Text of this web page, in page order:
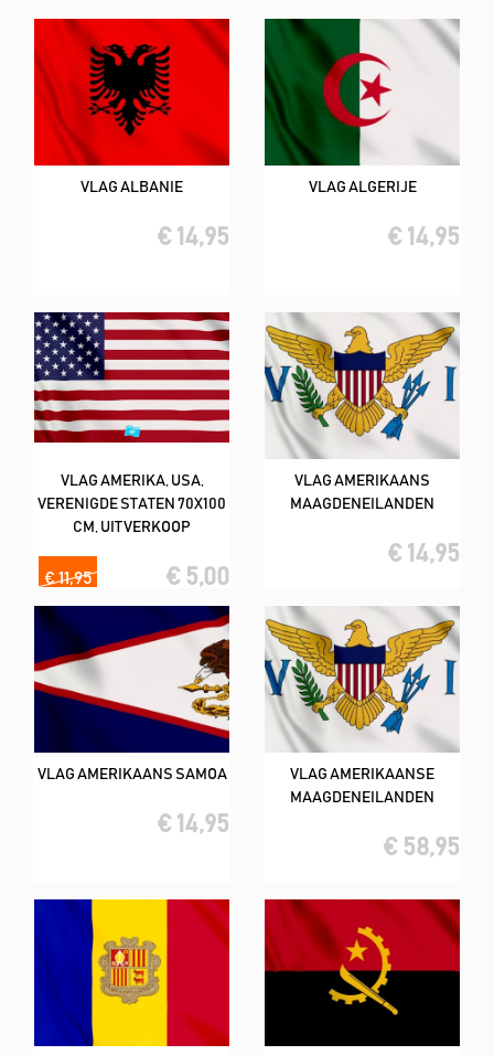
VLAG ALBANIE
€ 14,95
VLAG ALGERIJE
€ 14,95
VLAG AMERIKA, USA,
VERENIGDE STATEN 70X100
CM, UITVERKOOP
€ 11,95 € 5,00
VLAG AMERIKAANS
MAAGDENEILANDEN
€ 14,95
VLAG AMERIKAANS SAMOA
€ 14,95
VLAG AMERIKAANSE
MAAGDENEILANDEN
€ 58,95